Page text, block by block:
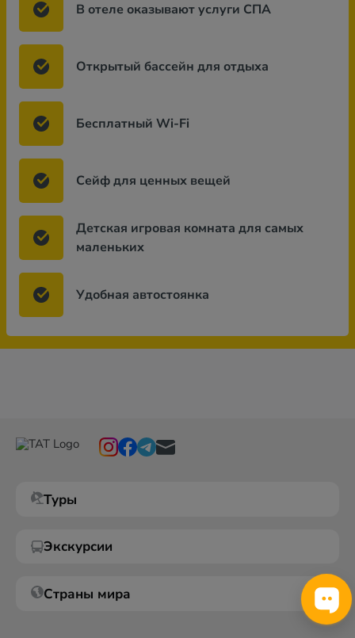
В отеле оказывают услуги СПА
Открытый бассейн для отдыха
Бесплатный Wi-Fi
Сейф для ценных вещей
Детская игровая комната для самых
маленьких
Удобная автостоянка
Туры
Экскурсии
Страны мира